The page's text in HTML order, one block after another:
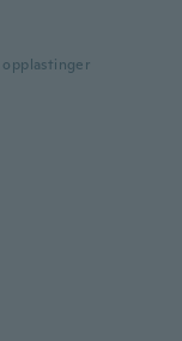
opplastinger